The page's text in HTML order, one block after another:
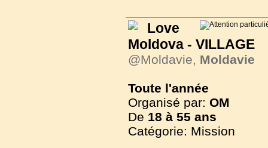
Love
Moldova - VILLAGE
@Moldavie, Moldavie
Toute l'année
Organisé par: OM
De 18 à 55 ans
Catégorie: Mission